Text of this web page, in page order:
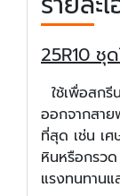
25R10 ชุ
ใช้เพื่อสก
ออกจากสาย
ที่สุด เช่น เ
หินหรือกรว
แรงทนทานแ